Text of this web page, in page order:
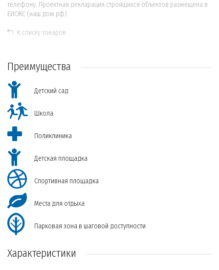
телефону. Проектная декларация строящихся объектов размещена в
ЕИСЖС (наш.дом.рф)
К списку товаров
Преимущества
Детский сад
Школа
Поликлиника
Детская площадка
Спортивная площадка
Места для отдыха
Парковая зона в шаговой доступности
Характеристики